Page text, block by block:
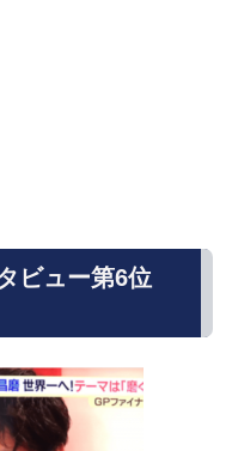
ビュー第6位